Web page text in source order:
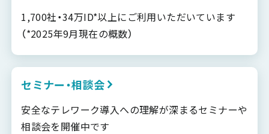
1,700社・34万ID*以上にご利用いただいています
（*2025年9月現在の概数）
セミナー・相談会
安全なテレワーク導入への理解が深まるセミナーや
相談会を開催中です